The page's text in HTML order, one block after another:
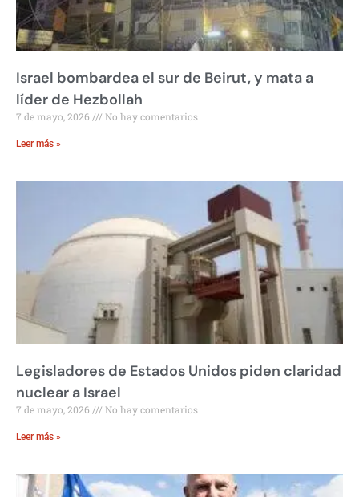
Israel bombardea el sur de Beirut, y mata a
líder de Hezbollah
7 de mayo, 2026 No hay comentarios
Leer más »
Legisladores de Estados Unidos piden claridad
nuclear a Israel
7 de mayo, 2026 No hay comentarios
Leer más »